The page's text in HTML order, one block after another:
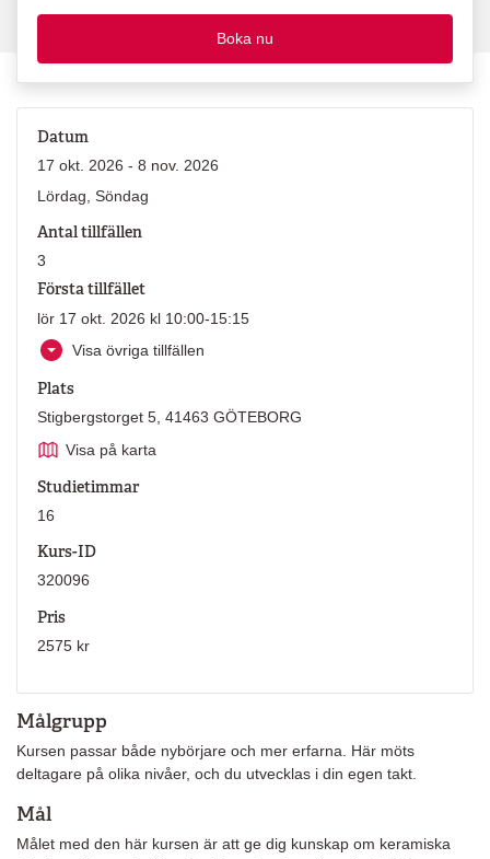
Boka nu
Målgrupp
Kursen passar både nybörjare och mer erfarna. Här möts
deltagare på olika nivåer, och du utvecklas i din egen takt.
Mål
Målet med den här kursen är att ge dig kunskap om keramiska
Datum
17 okt. 2026 - 8 nov. 2026
Lördag, Söndag
Antal tillfällen
3
Första tillfället
lör 17 okt. 2026 kl 10:00-15:15
Visa övriga tillfällen
Plats
Stigbergstorget 5, 41463 GÖTEBORG
Visa på karta
Studietimmar
16
Kurs-ID
320096
Pris
2575 kr